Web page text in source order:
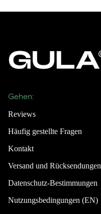
Gehen:
Reviews
Häufig gestellte Fragen
Kontakt
Versand und Rücksendungen
Datenschutz-Bestimmungen
Nutzungsbedingungen (EN)